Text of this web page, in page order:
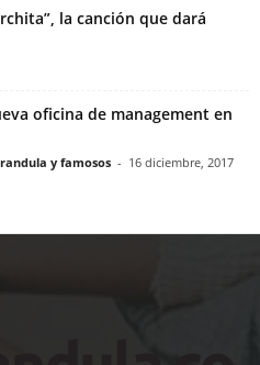
la canción que dará
oficina de management en
y famosos - 16 diciembre, 2017